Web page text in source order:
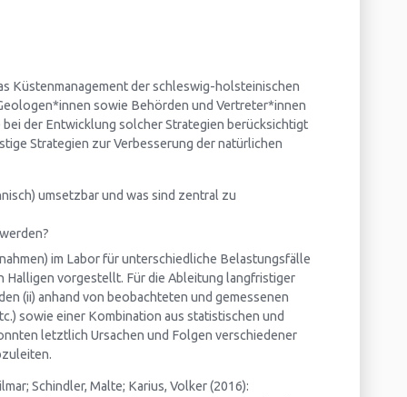
Küstenmanagement der schleswig-holsteinischen
sowie Behörden und Vertreter*innen
der Entwicklung solcher Strategien berücksichtigt
Strategien zur Verbesserung der natürlichen
umsetzbar und was sind zentral zu
im Labor für unterschiedliche Belastungsfälle
vorgestellt. Für die Ableitung langfristiger
(ii) anhand von beobachteten und gemessenen
sowie einer Kombination aus statistischen und
letztlich Ursachen und Folgen verschiedener
Schindler, Malte; Karius, Volker (2016):